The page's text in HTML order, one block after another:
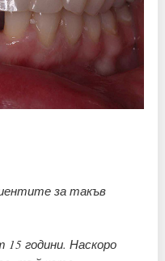
за такъв
години. Наскоро